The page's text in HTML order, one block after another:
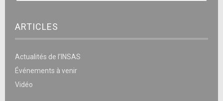
ARTICLES
Actualités de l’INSAS
Événements à venir
Vidéo